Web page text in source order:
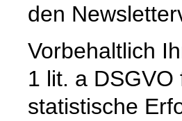
den
Vorbehaltlich
1 lit. a
statistische